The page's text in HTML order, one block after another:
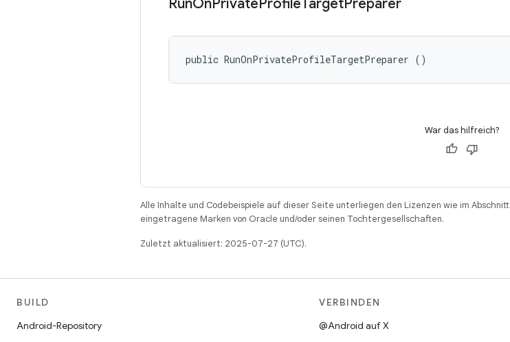
RunOnPrivateProfileTargetPreparer
public RunOnPrivateProfileTargetPreparer ()
War das hilfreich?
Alle Inhalte und Codebeispiele auf dieser Seite unterliegen den Lizenzen wie im Abschnitt
eingetragene Marken von Oracle und/oder seinen Tochtergesellschaften.
Zuletzt aktualisiert: 2025-07-27 (UTC).
BUILD
Android-Repository
VERBINDEN
@Android auf X